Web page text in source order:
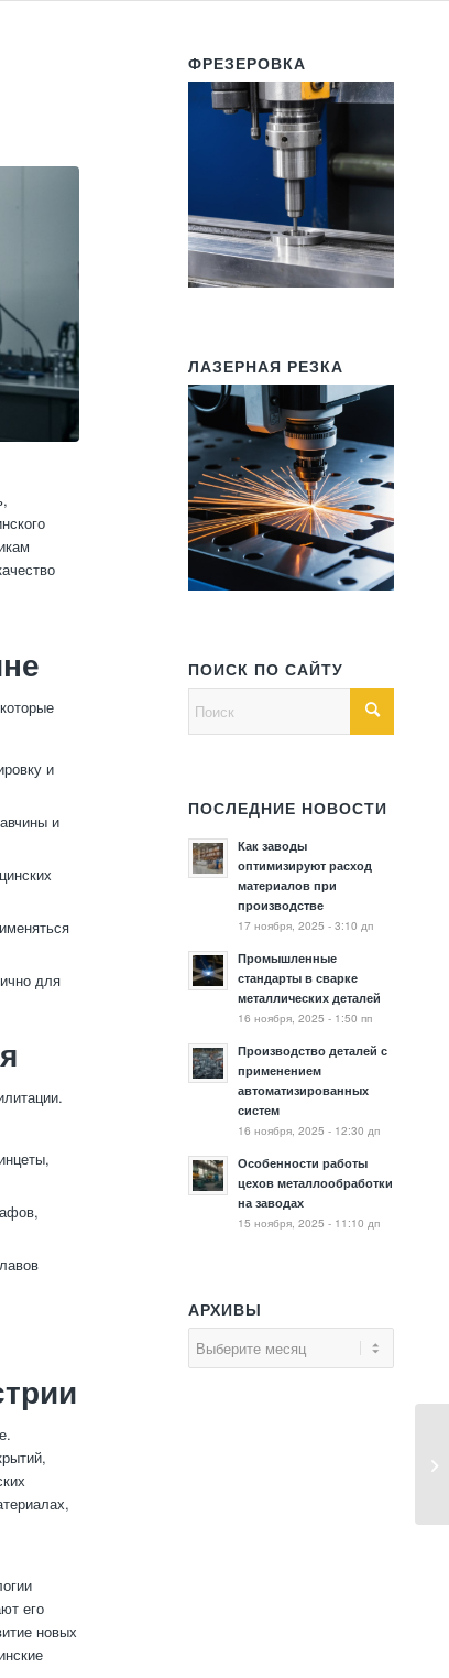
и
и
для
его
новых
ФРЕЗЕРОВКА
ЛАЗЕРНАЯ РЕЗКА
ПОИСК ПО САЙТУ
ПОСЛЕДНИЕ НОВОСТИ
Как заводы
оптимизируют расход
материалов при
производстве
17 ноября, 2025 - 3:10 дп
Промышленные
стандарты в сварке
металлических деталей
16 ноября, 2025 - 1:50 пп
Производство деталей с
применением
автоматизированных
систем
16 ноября, 2025 - 12:30 дп
Особенности работы
цехов металлообработки
на заводах
15 ноября, 2025 - 11:10 дп
АРХИВЫ